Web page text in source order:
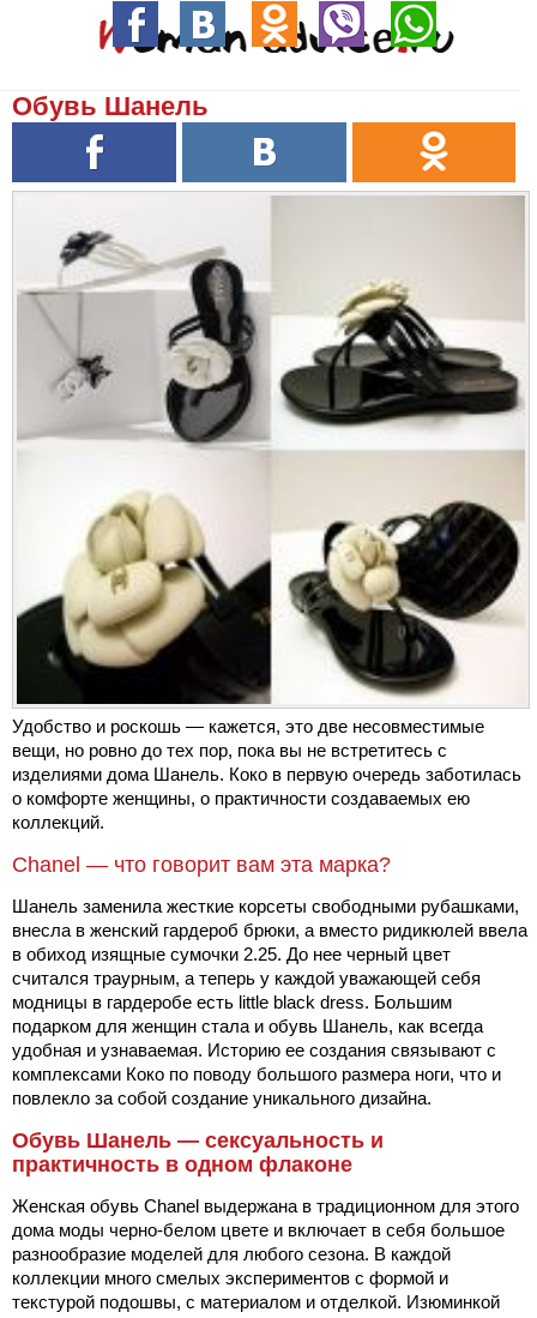
Обувь Шанель
Удобство и роскошь — кажется, это две несовместимые
вещи, но ровно до тех пор, пока вы не встретитесь с
изделиями дома Шанель. Коко в первую очередь заботилась
о комфорте женщины, о практичности создаваемых ею
коллекций.
Chanel — что говорит вам эта марка?
Шанель заменила жесткие корсеты свободными рубашками,
внесла в женский гардероб брюки, а вместо ридикюлей ввела
в обиход изящные сумочки 2.25. До нее черный цвет
считался траурным, а теперь у каждой уважающей себя
модницы в гардеробе есть little black dress. Большим
подарком для женщин стала и обувь Шанель, как всегда
удобная и узнаваемая. Историю ее создания связывают с
комплексами Коко по поводу большого размера ноги, что и
повлекло за собой создание уникального дизайна.
Обувь Шанель — сексуальность и
практичность в одном флаконе
Женская обувь Chanel выдержана в традиционном для этого
дома моды черно-белом цвете и включает в себя большое
разнообразие моделей для любого сезона. В каждой
коллекции много смелых экспериментов с формой и
текстурой подошвы, с материалом и отделкой. Изюминкой